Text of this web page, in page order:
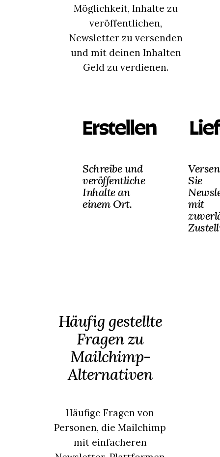
Möglichkeit, Inhalte zu
veröffentlichen,
Newsletter zu versenden
und mit deinen Inhalten
Geld zu verdienen.
Erstellen
Schreibe und
veröffentliche
Inhalte an
einem Ort.
Sie
mit
Häufig gestellte
Fragen zu
Mailchimp-
Alternativen
Häufige Fragen von
Personen, die Mailchimp
mit einfacheren